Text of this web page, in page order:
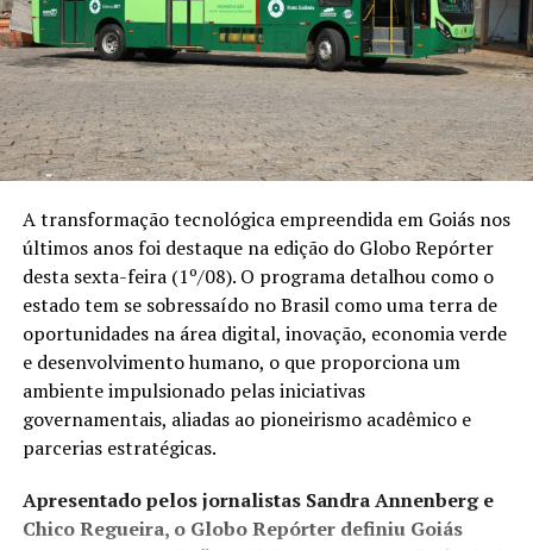
A transformação tecnológica empreendida em Goiás nos
últimos anos foi destaque na edição do Globo Repórter
desta sexta-feira (1º/08). O programa detalhou como o
estado tem se sobressaído no Brasil como uma terra de
oportunidades na área digital, inovação, economia verde
e desenvolvimento humano, o que proporciona um
ambiente impulsionado pelas iniciativas
governamentais, aliadas ao pioneirismo acadêmico e
parcerias estratégicas.
Apresentado pelos jornalistas Sandra Annenberg e
Chico Regueira, o Globo Repórter definiu Goiás